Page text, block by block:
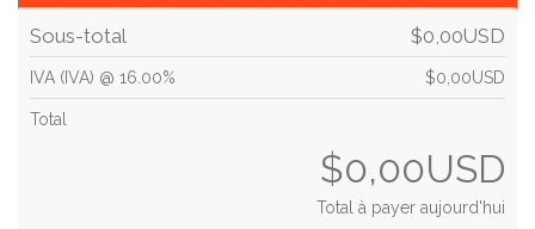
Sous-total $0,00USD
IVA (IVA) @ 16.00% $0,00USD
Total
$0,00USD
Total à payer aujourd'hui